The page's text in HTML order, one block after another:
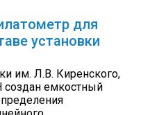
для
установки
им. Л.В. Киренского,
емкостный